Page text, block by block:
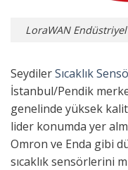
LoraWAN Endüstriyel
SeydilerSıcaklık
İstanbul/Pendik
genelinde yüksek
lider konumda yer
Omron ve Enda gibi
sıcaklık sensörlerini